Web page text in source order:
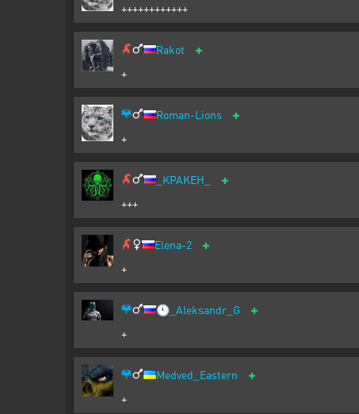
++++++++++++
Rakot +
+
Roman-Lions +
+
_KPAKEH_ +
+++
Elena-2 +
+
🕚 _Aleksandr_G +
+
Medved_Eastern +
+